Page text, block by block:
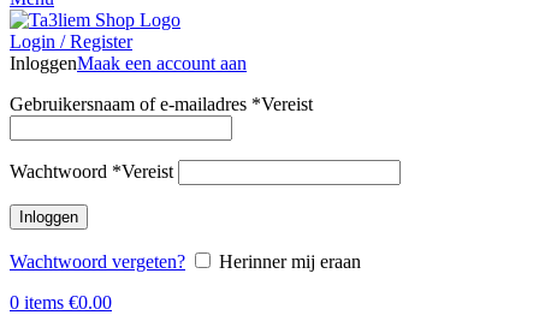
Login / Register
InloggenMaak een account aan
Gebruikersnaam of e-mailadres *Vereist
Wachtwoord *Vereist
Inloggen
Wachtwoord vergeten?
Herinner mij eraan
0 items €0.00